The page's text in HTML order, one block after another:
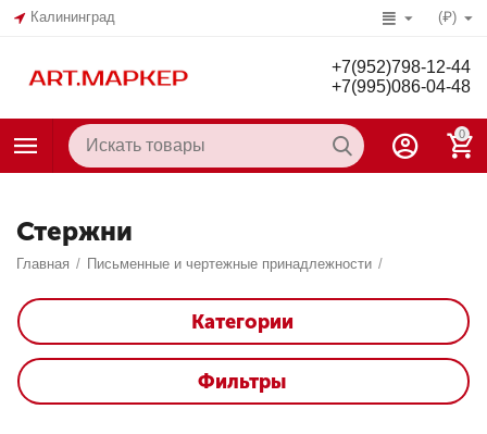
Калининград (₽)
+7(952)798-12-44
+7(995)086-04-48
0
Стержни
Главная / Письменные и чертежные принадлежности /
Категории
Фильтры